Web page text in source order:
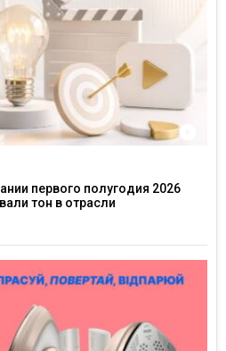
первого полугодия 2026
тон в отрасли